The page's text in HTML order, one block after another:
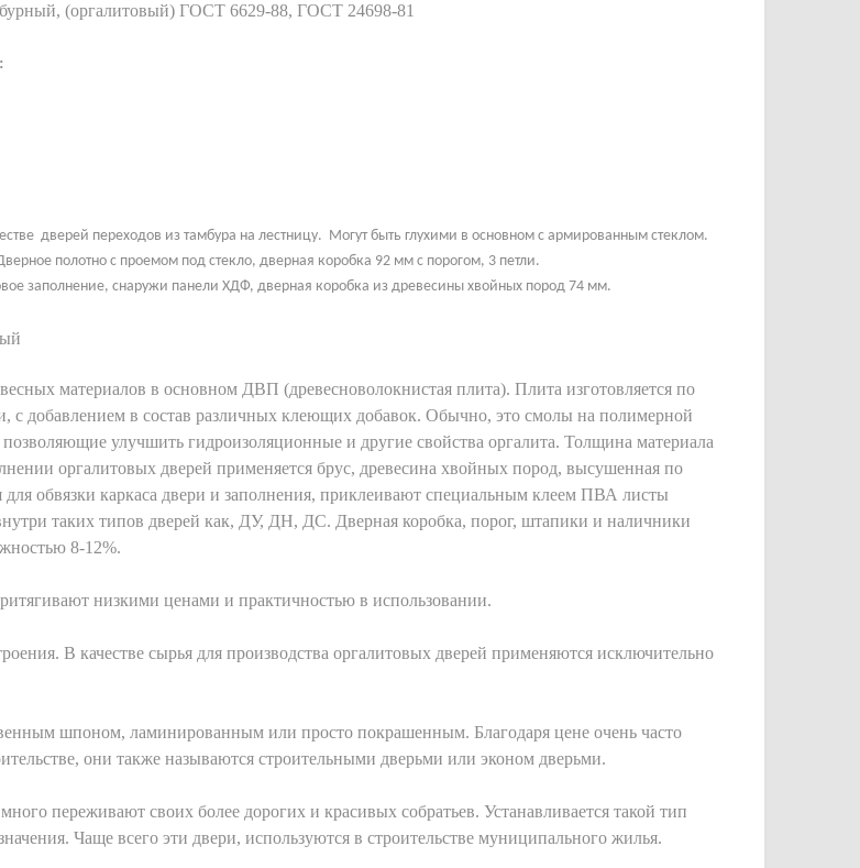
(оргалитовый) ГОСТ 6629-88, ГОСТ 24698-81
дверей переходов из тамбура на лестницу. Могут быть глухими в основном с армированным стеклом.
полотно с проемом под стекло, дверная коробка 92 мм с порогом, 3 петли.
заполнение, снаружи панели ХДФ, дверная коробка из древесины хвойных пород 74 мм.
материалов в основном ДВП (древесноволокнистая плита). Плита изготовляется по
с добавлением в состав различных клеющих добавок. Обычно, это смолы на полимерной
улучшить гидроизоляционные и другие свойства оргалита. Толщина материала
оргалитовых дверей применяется брус, древесина хвойных пород, высушенная по
обвязки каркаса двери и заполнения, приклеивают специальным клеем ПВА листы
таких типов дверей как, ДУ, ДН, ДС. Дверная коробка, порог, штапики и наличники
8-12%.
низкими ценами и практичностью в использовании.
В качестве сырья для производства оргалитовых дверей применяются исключительно
шпоном, ламинированным или просто покрашенным. Благодаря цене очень часто
они также называются строительными дверьми или эконом дверьми.
переживают своих более дорогих и красивых собратьев. Устанавливается такой тип
Чаще всего эти двери, используются в строительстве муниципального жилья.